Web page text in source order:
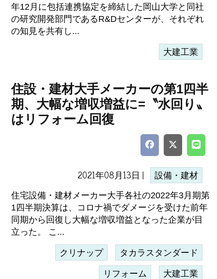
年12月に包括連携協定を締結した岡山大学と同社
の研究開発部門であるR&Dセンターが、それぞれ
の知見を共有し...
大建工業
住設・建材大手メーカーの第1四半
期、大幅な増収増益に=〝水回り〟
はリフォーム回復
2021年08月13日 | 設備・建材
住宅設備・建材メーカー大手各社の2022年3月期第
1四半期決算は、コロナ禍でダメージを受けた前年
同期から回復し大幅な増収増益となった企業が目
立った。 こ...
クリナップ タカラスタンダード
リフォーム 大建工業